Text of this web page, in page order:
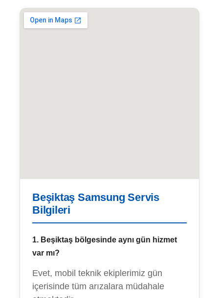
Beşiktaş Samsung Servis
Bilgileri
1. Beşiktaş bölgesinde aynı gün hizmet
var mı?
Evet, mobil teknik ekiplerimiz gün
içerisinde tüm arızalara müdahale